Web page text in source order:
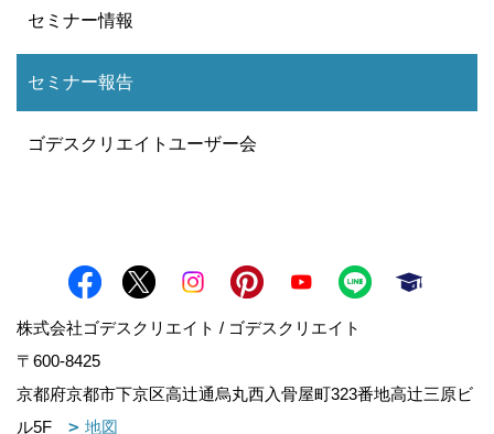
セミナー情報
セミナー報告
ゴデスクリエイトユーザー会
株式会社ゴデスクリエイト / ゴデスクリエイト
〒600-8425
京都府京都市下京区高辻通烏丸西入骨屋町323番地高辻三原ビ
ル5F
地図